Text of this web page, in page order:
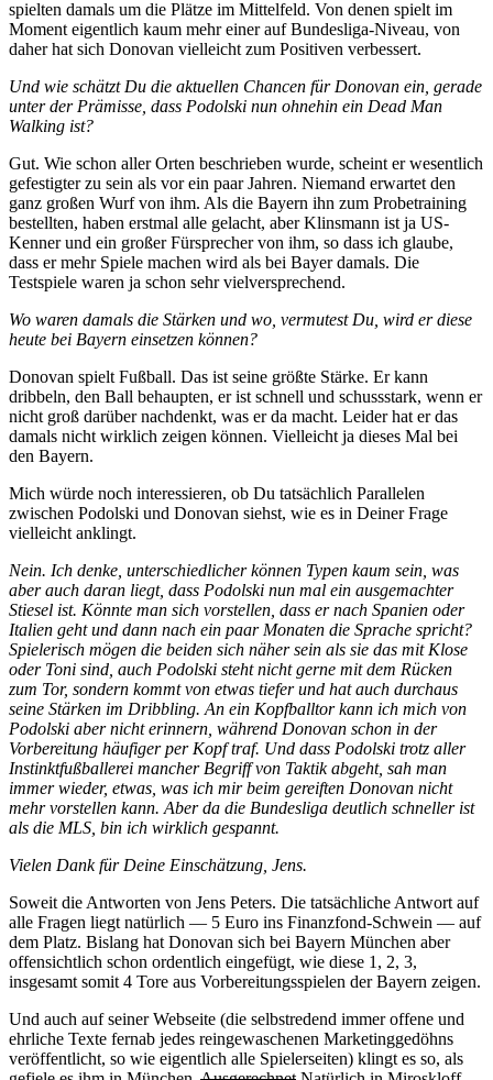
spielten damals um die Plätze im Mittelfeld. Von denen spielt im
Moment eigentlich kaum mehr einer auf Bundesliga-Niveau, von
daher hat sich Donovan vielleicht zum Positiven verbessert.
Und wie schätzt Du die aktuellen Chancen für Donovan ein, gerade
unter der Prämisse, dass Podolski nun ohnehin ein Dead Man
Walking ist?
Gut. Wie schon aller Orten beschrieben wurde, scheint er wesentlich
gefestigter zu sein als vor ein paar Jahren. Niemand erwartet den
ganz großen Wurf von ihm. Als die Bayern ihn zum Probetraining
bestellten, haben erstmal alle gelacht, aber Klinsmann ist ja US-
Kenner und ein großer Fürsprecher von ihm, so dass ich glaube,
dass er mehr Spiele machen wird als bei Bayer damals. Die
Testspiele waren ja schon sehr vielversprechend.
Wo waren damals die Stärken und wo, vermutest Du, wird er diese
heute bei Bayern einsetzen können?
Donovan spielt Fußball. Das ist seine größte Stärke. Er kann
dribbeln, den Ball behaupten, er ist schnell und schussstark, wenn er
nicht groß darüber nachdenkt, was er da macht. Leider hat er das
damals nicht wirklich zeigen können. Vielleicht ja dieses Mal bei
den Bayern.
Mich würde noch interessieren, ob Du tatsächlich Parallelen
zwischen Podolski und Donovan siehst, wie es in Deiner Frage
vielleicht anklingt.
Nein. Ich denke, unterschiedlicher können Typen kaum sein, was
aber auch daran liegt, dass Podolski nun mal ein ausgemachter
Stiesel ist. Könnte man sich vorstellen, dass er nach Spanien oder
Italien geht und dann nach ein paar Monaten die Sprache spricht?
Spielerisch mögen die beiden sich näher sein als sie das mit Klose
oder Toni sind, auch Podolski steht nicht gerne mit dem Rücken
zum Tor, sondern kommt von etwas tiefer und hat auch durchaus
seine Stärken im Dribbling. An ein Kopfballtor kann ich mich von
Podolski aber nicht erinnern, während Donovan schon in der
Vorbereitung häufiger per Kopf traf. Und dass Podolski trotz aller
Instinktfußballerei mancher Begriff von Taktik abgeht, sah man
immer wieder, etwas, was ich mir beim gereiften Donovan nicht
mehr vorstellen kann. Aber da die Bundesliga deutlich schneller ist
als die MLS, bin ich wirklich gespannt.
Vielen Dank für Deine Einschätzung, Jens.
Soweit die Antworten von Jens Peters. Die tatsächliche Antwort auf
alle Fragen liegt natürlich — 5 Euro ins Finanzfond-Schwein — auf
dem Platz. Bislang hat Donovan sich bei Bayern München aber
offensichtlich schon ordentlich eingefügt, wie diese 1, 2, 3,
insgesamt somit 4 Tore aus Vorbereitungsspielen der Bayern zeigen.
Und auch auf seiner Webseite (die selbstredend immer offene und
ehrliche Texte fernab jedes reingewaschenen Marketinggedöhns
veröffentlicht, so wie eigentlich alle Spielerseiten) klingt es so, als